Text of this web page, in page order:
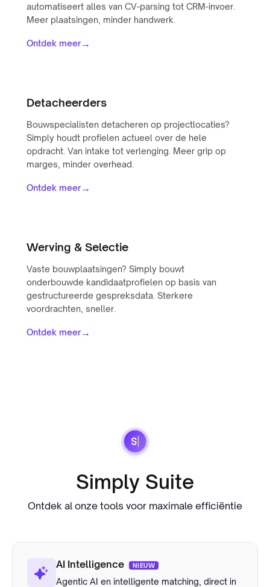
automatiseert alles van CV-parsing tot CRM-invoer.
Meer plaatsingen, minder handwerk.
Ontdek meer→
Detacheerders
Bouwspecialisten detacheren op projectlocaties?
Simply houdt profielen actueel over de hele
opdracht. Van intake tot verlenging. Meer grip op
marges, minder overhead.
Ontdek meer→
Werving & Selectie
Vaste bouwplaatsingen? Simply bouwt
onderbouwde kandidaatprofielen op basis van
gestructureerde gespreksdata. Sterkere
voordrachten, sneller.
Ontdek meer→
Simply Suite
Ontdek al onze tools voor maximale efficiëntie
AI Intelligence NIEUW
Agentic AI en intelligente matching, direct in